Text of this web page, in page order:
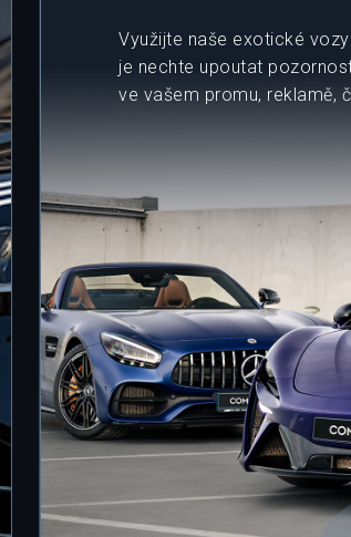
Využijte naše exotické
je nechte upoutat
ve vašem promu, reklamě,